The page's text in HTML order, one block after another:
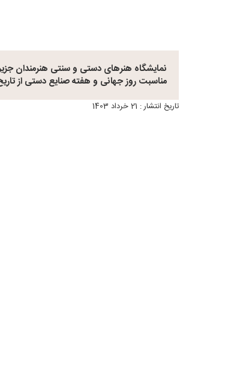
نمایشگاه هنرهای دستی و سنتی هنرمندان
مناسبت روز جهانی و هفته صنایع دستی از تاریخ 20 الی 22 خردادماه برگزار
تاریخ انتشار : 21 خرداد 1403